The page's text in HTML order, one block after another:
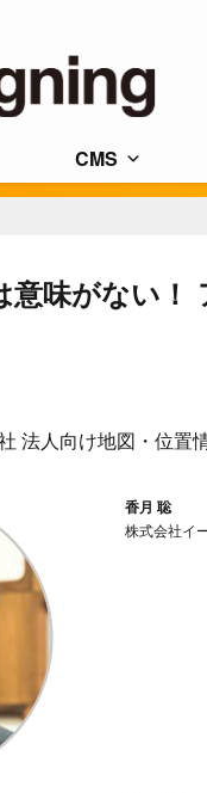
CMS
意味がない
法人向け地図・位置
香月 聡
株式会社イ